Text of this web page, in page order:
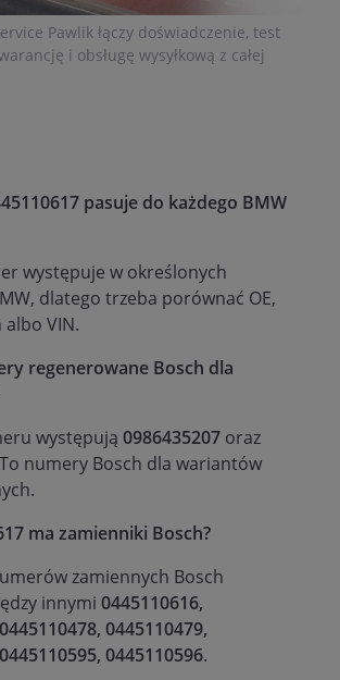
Pawlik łączy doświadczenie, test
i obsługę wysyłkową z całej
pasuje do każdego BMW
występuje w określonych
dlatego trzeba porównać OE,
VIN.
regenerowane Bosch dla
występują 0986435207 oraz
numery Bosch dla wariantów
ma zamienniki Bosch?
zamiennych Bosch
innymi 0445110616,
0445110479,
0445110596.